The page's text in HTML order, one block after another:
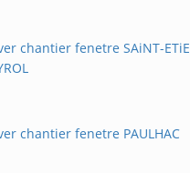
chantier fenetre SAiNT-
chantier fenetre PAULHAC